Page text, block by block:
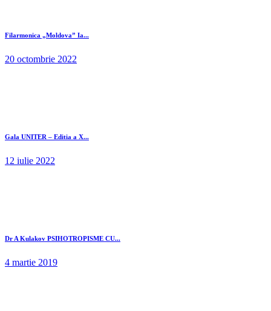
Filarmonica „Moldova” Ia...
20 octombrie 2022
Gala UNITER – Editia a X...
12 iulie 2022
Dr A Kulakov PSIHOTROPISME CU...
4 martie 2019